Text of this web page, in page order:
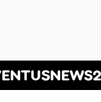
Juventus News 24